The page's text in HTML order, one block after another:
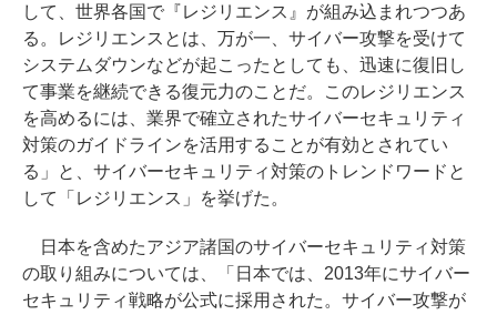
して、世界各国で『レジリエンス』が組み込まれつつあ
る。レジリエンスとは、万が一、サイバー攻撃を受けて
システムダウンなどが起こったとしても、迅速に復旧し
て事業を継続できる復元力のことだ。このレジリエンス
を高めるには、業界で確立されたサイバーセキュリティ
対策のガイドラインを活用することが有効とされてい
る」と、サイバーセキュリティ対策のトレンドワードと
して「レジリエンス」を挙げた。
日本を含めたアジア諸国のサイバーセキュリティ対策
の取り組みについては、「日本では、2013年にサイバー
セキュリティ戦略が公式に採用された。サイバー攻撃が